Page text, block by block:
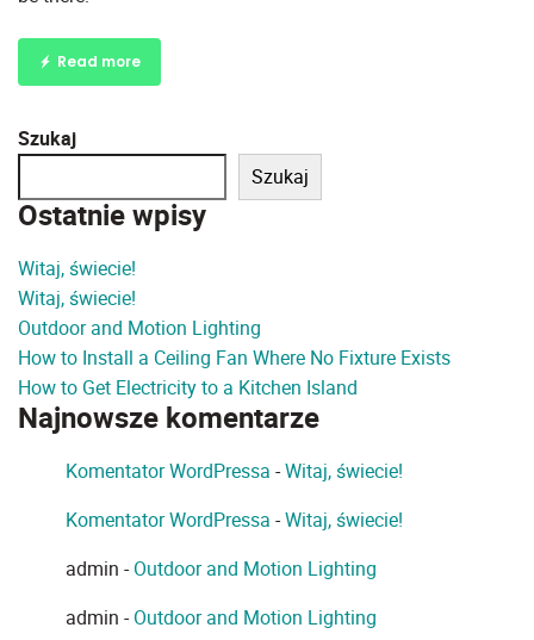
Read more
Szukaj
Szukaj
Ostatnie wpisy
Witaj, świecie!
Witaj, świecie!
Outdoor and Motion Lighting
How to Install a Ceiling Fan Where No Fixture Exists
How to Get Electricity to a Kitchen Island
Najnowsze komentarze
Komentator WordPressa -Witaj, świecie!
Komentator WordPressa -Witaj, świecie!
admin -Outdoor and Motion Lighting
admin -Outdoor and Motion Lighting